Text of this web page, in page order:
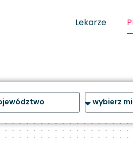
Lekarze